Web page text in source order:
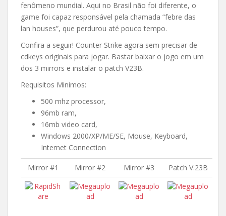
fenômeno mundial. Aqui no Brasil não foi diferente, o
game foi capaz responsável pela chamada “febre das
lan houses”, que perdurou até pouco tempo.
Confira a seguir! Counter Strike agora sem precisar de
cdkeys originais para jogar. Bastar baixar o jogo em um
dos 3 mirrors e instalar o patch V23B.
Requisitos Minimos:
500 mhz processor,
96mb ram,
16mb video card,
Windows 2000/XP/ME/SE, Mouse, Keyboard,
Internet Connection
Mirror #1 Mirror #2 Mirror #3 Patch V.23B